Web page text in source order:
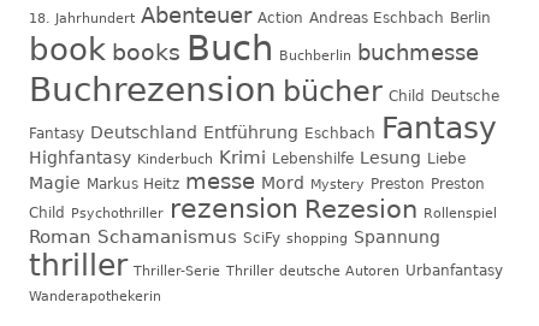
18. Jahrhundert Abenteuer Action Andreas Eschbach Berlin
book books Buch Buchberlin buchmesse
Buchrezension bücher Child Deutsche
Fantasy Deutschland Entführung Eschbach Fantasy
Highfantasy Kinderbuch Krimi Lebenshilfe Lesung Liebe
Magie Markus Heitz messe Mord Mystery Preston Preston
Child Psychothriller rezension Rezesion Rollenspiel
Roman Schamanismus SciFy shopping Spannung
thriller Thriller-Serie Thriller deutsche Autoren Urbanfantasy
Wanderapothekerin